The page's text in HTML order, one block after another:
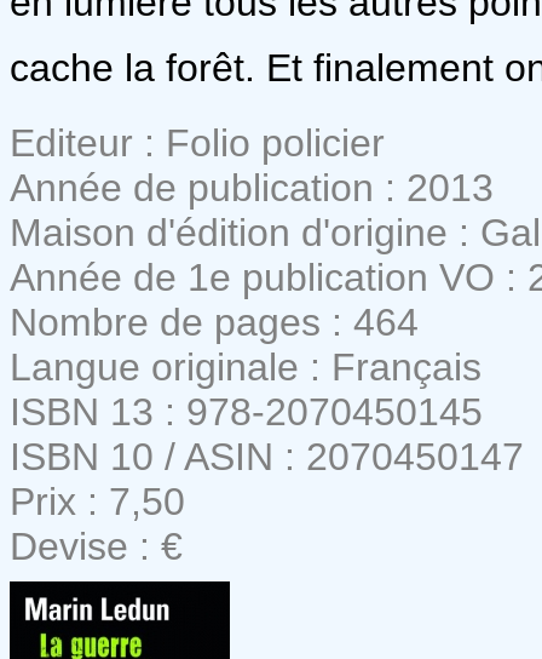
cache la forêt. Et finalement
Editeur : Folio policier
Année de publication : 2013
Maison d'édition d'origine :
Année de 1e publication VO :
Nombre de pages : 464
Langue originale : Français
ISBN 13 : 978-2070450145
ISBN 10 / ASIN : 2070450147
Prix : 7,50
Devise : €